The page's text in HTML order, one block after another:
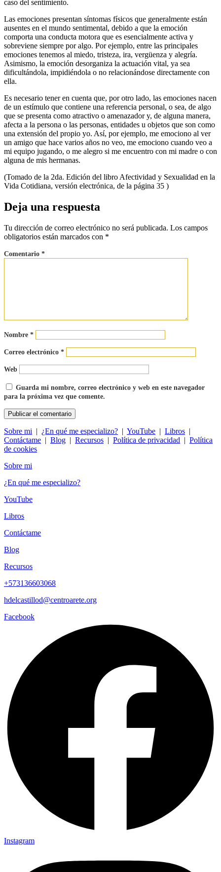
caso del sentimiento.
Las emociones presentan síntomas físicos que generalmente están
ausentes en el mundo sentimental, debido a que la emoción
comporta una conducta motora que es esencialmente activa y
sobreviene siempre por algo. Por ejemplo, entre las principales
emociones tenemos al miedo, tristeza, ira, vergüenza y alegría.
Asimismo, la emoción desorganiza la actuación vital, ya sea
dificultándola, impidiéndola o no relacionándose directamente con
ella.
Es necesario tener en cuenta que, por otro lado, las emociones nacen
de un estímulo que contiene una referencia personal, o sea, de algo
que se presenta como atractivo o amenazador y, de alguna manera,
afecta a la persona o las personas, entidades u objetos que son como
una extensión del propio yo. Así, por ejemplo, me emociono al ver
un amigo que hace varios años no veo, me emociono cuando veo a
mi equipo jugando, o me alegro si me encuentro con mi madre o con
alguna de mis hermanas.
(Tomado de la 2da. Edición del libro Afectividad y Sexualidad en la
Vida Cotidiana, versión electrónica, de la página 35 )
Deja una respuesta
Tu dirección de correo electrónico no será publicada. Los campos
obligatorios están marcados con *
Comentario *
Nombre *
Correo electrónico *
Web
Guarda mi nombre, correo electrónico y web en este navegador
para la próxima vez que comente.
Sobre mi | ¿En qué me especializo? | YouTube | Libros |
Contáctame | Blog | Recursos | Política de privacidad | Política
de cookies
Sobre mi
¿En qué me especializo?
YouTube
Libros
Contáctame
Blog
Recursos
+573136603068
hdelcastillod@centroarete.org
Facebook
Instagram